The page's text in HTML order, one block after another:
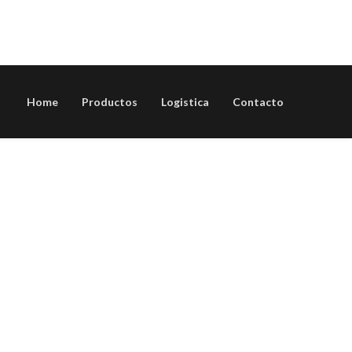
Home Productos Logistica Contacto